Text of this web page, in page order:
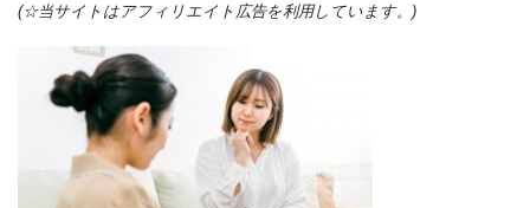
(☆当サイトはアフィリエイト広告を利用しています。)